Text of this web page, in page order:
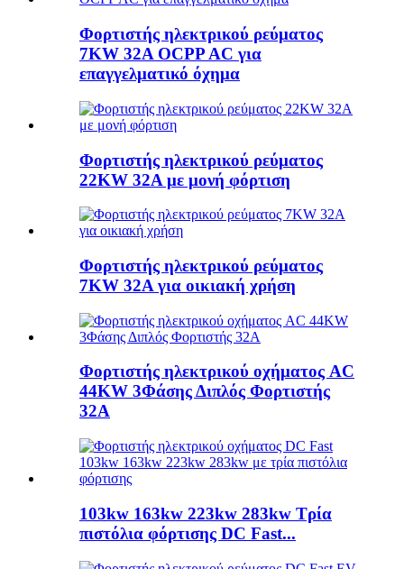
Φορτιστής ηλεκτρικού ρεύματος
7KW 32A OCPP AC για
επαγγελματικό όχημα
Φορτιστής ηλεκτρικού ρεύματος
22KW 32A με μονή φόρτιση
Φορτιστής ηλεκτρικού ρεύματος
7KW 32A για οικιακή χρήση
Φορτιστής ηλεκτρικού οχήματος AC
44KW 3Φάσης Διπλός Φορτιστής
32A
103kw 163kw 223kw 283kw Τρία
πιστόλια φόρτισης DC Fast...